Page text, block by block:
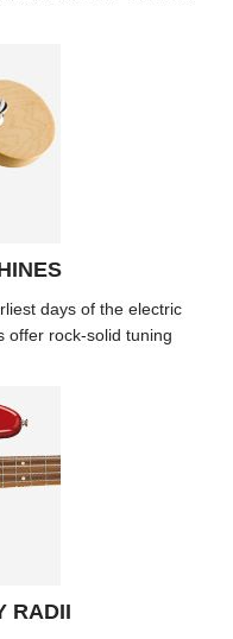
days of the electric
offer rock-solid tuning
RADII